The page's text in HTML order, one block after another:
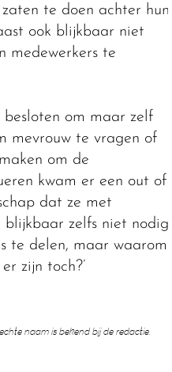
te doen achter hun
ook blijkbaar niet
medewerkers te
besloten om maar zelf
mevrouw te vragen of
om de
kwam er een out of
dat ze met
zelfs niet nodig
te delen, maar waarom
zijn toch?’
naam is bekend bij de redactie.